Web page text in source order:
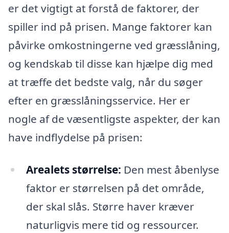
er det vigtigt at forstå de faktorer, der
spiller ind på prisen. Mange faktorer kan
påvirke omkostningerne ved græsslåning,
og kendskab til disse kan hjælpe dig med
at træffe det bedste valg, når du søger
efter en græsslåningsservice. Her er
nogle af de væsentligste aspekter, der kan
have indflydelse på prisen:
Arealets størrelse: Den mest åbenlyse
faktor er størrelsen på det område,
der skal slås. Større haver kræver
naturligvis mere tid og ressourcer.